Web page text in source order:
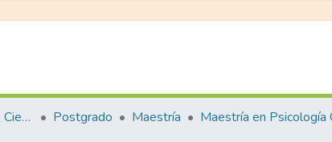
Facultad de Psicología, Ciencias Sociales y de la Educación Postgrado Maestría